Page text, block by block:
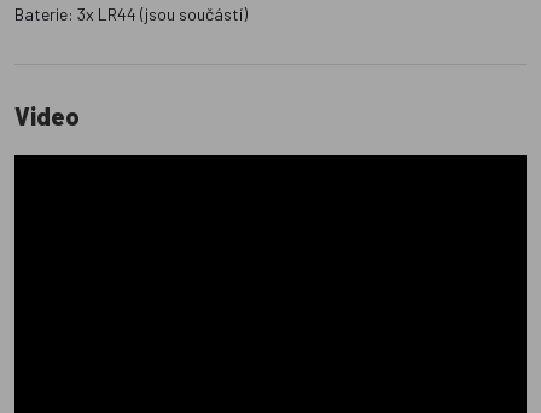
Baterie: 3x LR44 (jsou součástí)
Video